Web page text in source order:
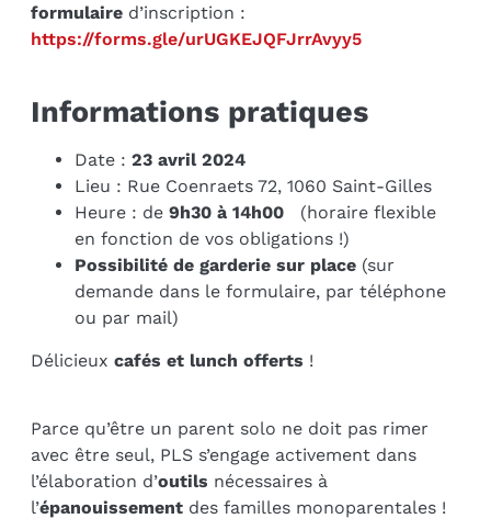
formulaired’inscription :
https://forms.gle/urUGKEJQFJrrAvyy5
Informations pratiques
Date : 23 avril 2024
Lieu : Rue Coenraets 72, 1060 Saint-Gilles
Heure : de 9h30 à 14h00(horaire flexible
en fonction de vos obligations !)
Possibilité de garderie sur place(sur
demande dans le formulaire, par téléphone
ou par mail)
Délicieux cafés et lunch offerts !
Parce qu’être un parent solo ne doit pas rimer
avec être seul, PLS s’engage activement dans
l’élaboration d’outils nécessaires à
l’épanouissementdes familles monoparentales !